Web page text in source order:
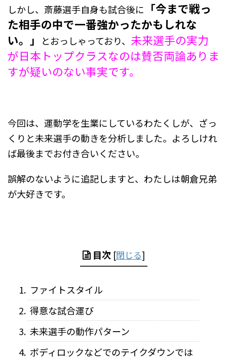
しかし、斎藤選手自身も試合後に 「今まで戦っ
た相手の中で一番強かったかもしれな
い。」
とおっしゃっており、 未来選手の実力
が日本トップクラスなのは賛否両論ありま
すが疑いのない事実です。
今回は、運動学を生業にしているわたくしが、ざっ
くりと未来選手の動きを分析しました。よろしけれ
ば最後までお付き合いください。
誤解のないように追記しますと、わたしは朝倉兄弟
が大好きです。
目次 [閉じる]
ファイトスタイル
得意な試合運び
未来選手の動作パターン
ボディロックなどでのテイクダウンでは